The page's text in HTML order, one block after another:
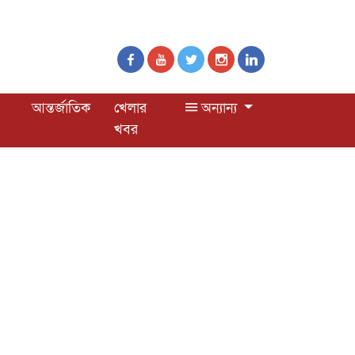
আন্তর্জাতিক
খেলার
খবর
অন্যান্য